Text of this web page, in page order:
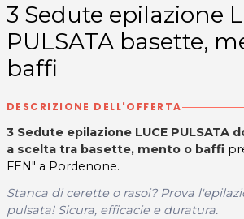
3 Sedute epilazione
PULSATA basette,
baffi
DESCRIZIONE DELL'OFFERTA
3 Sedute epilazione LUCE PULSATA
a scelta tra basette, mento o baffi
FEN" a Pordenone.
Stanca di cerette o rasoi? Prova
pulsata! Sicura, efficacie e duratura.